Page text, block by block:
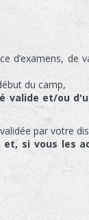
d’examens, de
du camp,
valide et/ou
par votre
si vous les